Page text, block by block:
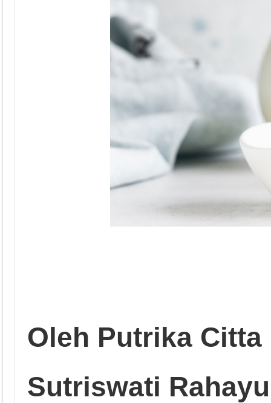
Oleh Putrika
Sutriswati Rahayu